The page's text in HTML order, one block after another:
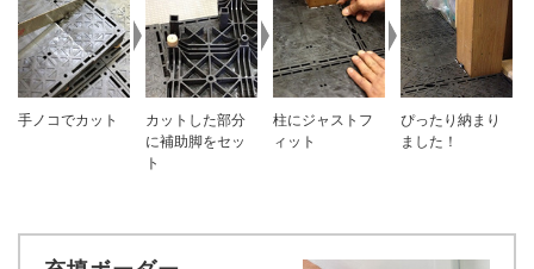
手ノコでカット
カットした部分
に補助脚をセッ
ト
柱にジャストフ
ィット
ぴったり納まり
ました！